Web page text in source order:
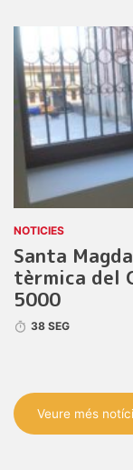
NOTICIES
Santa
tèrmica del
5000
38 SEG
Veure més